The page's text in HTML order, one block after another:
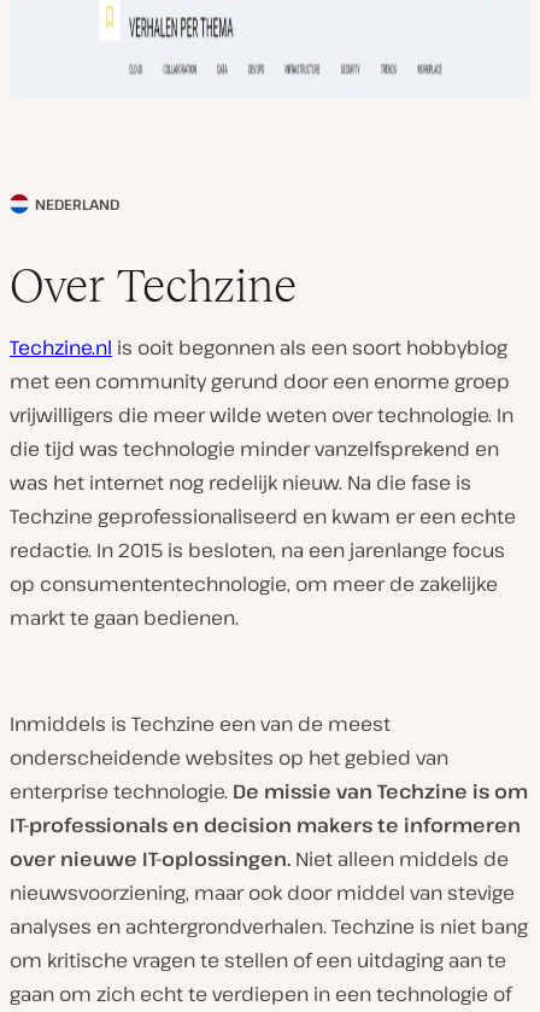
L
n
v
a
n
k
l
a
n
t
:
NEDERLAND
Over Techzine
Techzine.nl is ooit begonnen als een soort hobbyblog
met een community gerund door een enorme groep
vrijwilligers die meer wilde weten over technologie. In
die tijd was technologie minder vanzelfsprekend en
was het internet nog redelijk nieuw. Na die fase is
Techzine geprofessionaliseerd en kwam er een echte
redactie. In 2015 is besloten, na een jarenlange focus
op consumententechnologie, om meer de zakelijke
markt te gaan bedienen.
Inmiddels is Techzine een van de meest
onderscheidende websites op het gebied van
enterprise technologie. De missie van Techzine is om
IT-professionals en decision makers te informeren
over nieuwe IT-oplossingen. Niet alleen middels de
nieuwsvoorziening, maar ook door middel van stevige
analyses en achtergrondverhalen. Techzine is niet bang
om kritische vragen te stellen of een uitdaging aan te
gaan om zich echt te verdiepen in een technologie of